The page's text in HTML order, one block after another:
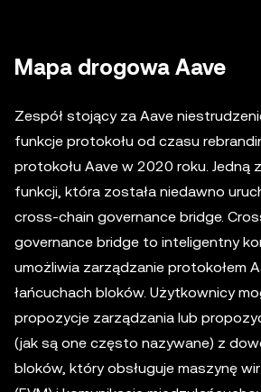
Mapa drogowa Aave
Zespół stojący za Aave
funkcje protokołu od czasu
protokołu Aave w 2020 roku. Jedną
funkcji, która została niedawno
cross-chain governance bridge.
governance bridge to inteligentny
umożliwia zarządzanie protokołem
łańcuchach bloków. Użytkownicy
propozycje zarządzania lub
(jak są one często nazywane) z
bloków, który obsługuje maszynę